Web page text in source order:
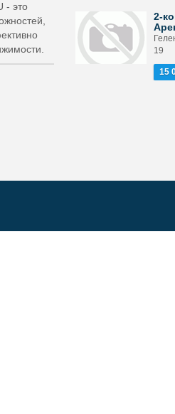
- это
2-
19
15